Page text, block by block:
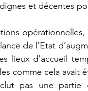
et décentes
opérationnelles,
de l’Etat
lieux d’accueil
comme cela avait
pas une